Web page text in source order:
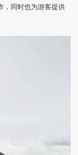
，同时也为游客提供